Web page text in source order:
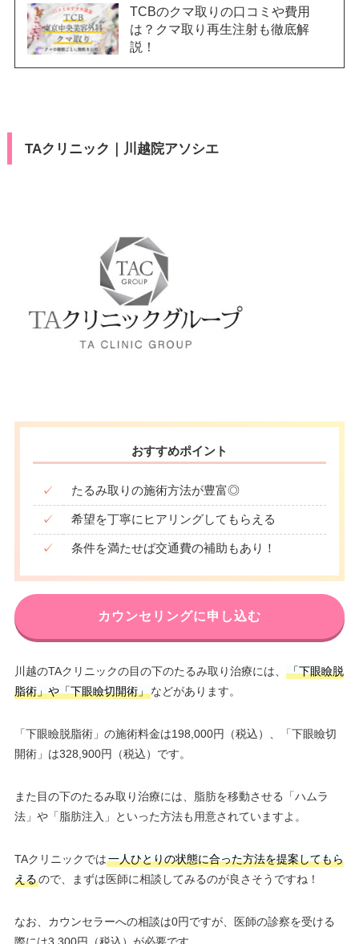
TCBのクマ取りの口コミや費用
は？クマ取り再生注射も徹底解
説！
TAクリニック｜川越院アソシエ
おすすめポイント
✓ たるみ取りの施術方法が豊富◎
✓ 希望を丁寧にヒアリングしてもらえる
✓ 条件を満たせば交通費の補助もあり！
カウンセリングに申し込む
川越のTAクリニックの目の下のたるみ取り治療には、
「下眼瞼脱
脂術」や「下眼瞼切開術」などがあります。
「下眼瞼脱脂術」の施術料金は198,000円（税込）、「下眼瞼切
開術」は328,900円（税込）です。
また目の下のたるみ取り治療には、脂肪を移動させる「ハムラ
法」や「脂肪注入」といった方法も用意されていますよ。
TAクリニックでは一人ひとりの状態に合った方法を提案してもら
えるので、まずは医師に相談してみるのが良さそうですね！
なお、カウンセラーへの相談は0円ですが、医師の診察を受ける